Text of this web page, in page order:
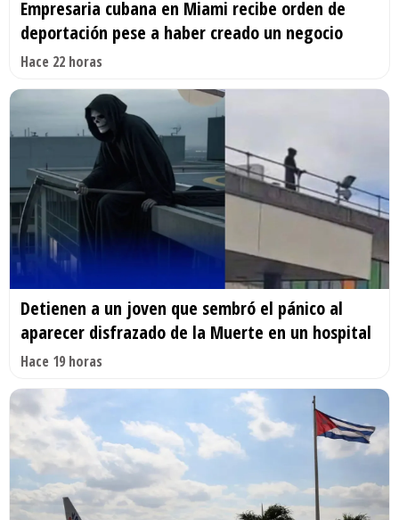
Empresaria cubana en Miami recibe orden de
deportación pese a haber creado un negocio
Hace 22 horas
Detienen a un joven que sembró el pánico al
aparecer disfrazado de la Muerte en un hospital
Hace 19 horas